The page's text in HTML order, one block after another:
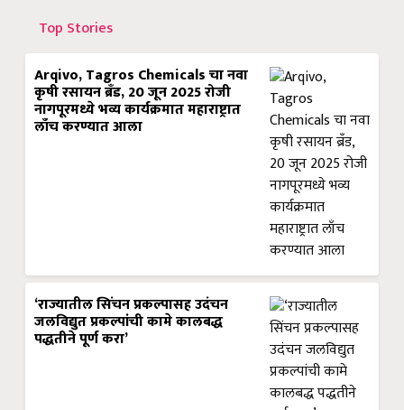
Top Stories
Arqivo, Tagros Chemicals चा नवा
कृषी रसायन ब्रँड, 20 जून 2025 रोजी
नागपूरमध्ये भव्य कार्यक्रमात महाराष्ट्रात
लाँच करण्यात आला
‘राज्यातील सिंचन प्रकल्पासह उदंचन
जलविद्युत प्रकल्पांची कामे कालबद्ध
पद्धतीने पूर्ण करा’